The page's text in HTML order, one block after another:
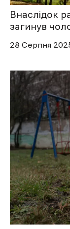
Внаслідок
загинув
28 Cерпня